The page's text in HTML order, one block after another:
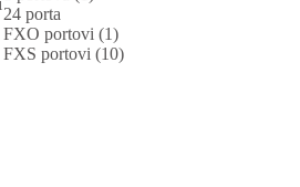
24 porta
FXO portovi (1)
FXS portovi (10)